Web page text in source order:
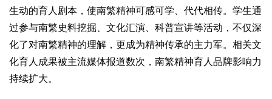
生动的育人剧本，使南繁精神可感可学、代代相传。学生通
过参与南繁史料挖掘、文化汇演、科普宣讲等活动，不仅深
化了对南繁精神的理解，更成为精神传承的主力军。相关文
化育人成果被主流媒体报道数次，南繁精神育人品牌影响力
持续扩大。